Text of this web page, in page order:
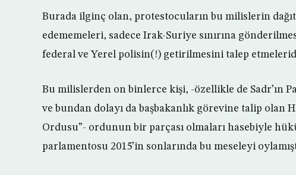
Burada ilginç olan, protestocuların bu milislerin
edememeleri, sadece Irak-Suriye sınırına
federal ve Yerel polisin(!) getirilmesini talep
Bu milislerden on binlerce kişi, -özellikle de Sadr’ın
ve bundan dolayı da başbakanlık görevine talip olan
Ordusu”- ordunun bir parçası olmaları hasebiyle
parlamentosu 2015’in sonlarında bu meseleyi